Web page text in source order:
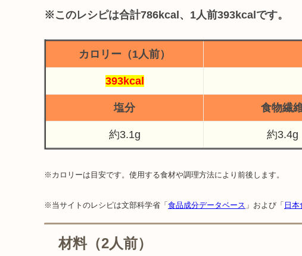
※このレシピは合計786kcal、1人前393kcalです。
カロリー（1人前）
393kcal
塩分 食物繊
約3.1g 約3.4g
※カロリーは目安です。使用する食材や調理方法により前後します。
※当サイトのレシピは文部科学省「 食品成分データベース 」および「 日
材料（2人前）